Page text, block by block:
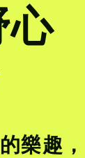
心
樂趣，